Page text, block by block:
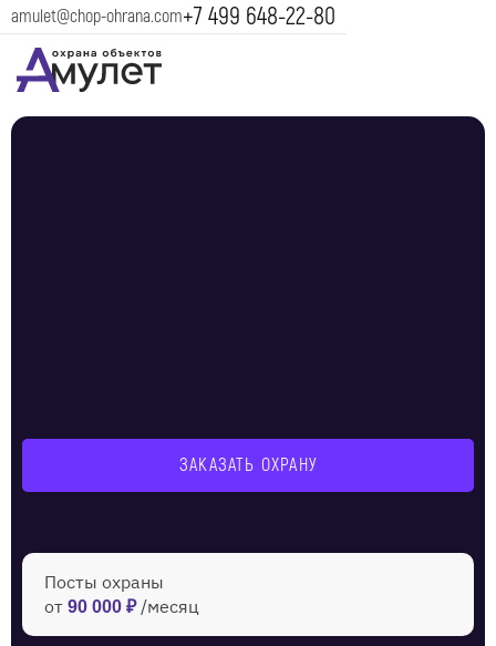
amulet@chop-ohrana.com+7 499 648-22-80
ЗАКАЗАТЬ ОХРАНУ
Посты охраны
от 90 000 ₽/месяц